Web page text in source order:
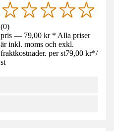
(0)
pris — 79,00 kr * Alla priser
är inkl. moms och exkl.
fraktkostnader. per st79,00 kr*/
st